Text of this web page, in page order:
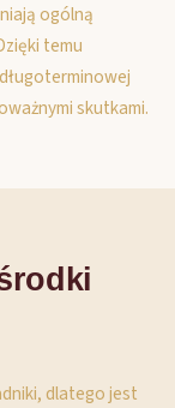
ogólną
temu
skutkami.
dlatego jest